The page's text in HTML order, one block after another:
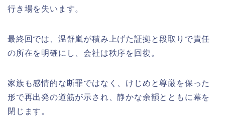
行き場を失います。
最終回では、温舒嵐が積み上げた証拠と段取りで責任
の所在を明確にし、会社は秩序を回復。
家族も感情的な断罪ではなく、けじめと尊厳を保った
形で再出発の道筋が示され、静かな余韻とともに幕を
閉じます。